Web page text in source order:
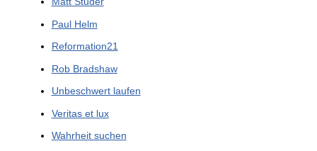
Paul Helm
Reformation21
Rob Bradshaw
Unbeschwert laufen
Veritas et lux
Wahrheit suchen